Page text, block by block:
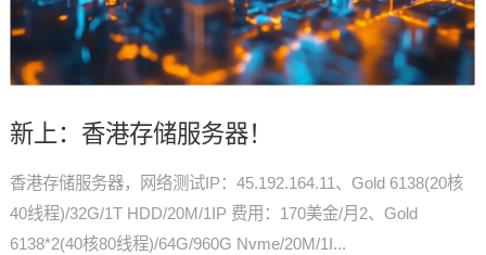
新上：香港存储服务器！
香港存储服务器，网络测试IP：45.192.164.11、Gold 6138(20核
40线程)/32G/1T HDD/20M/1IP 费用：170美金/月2、Gold
6138*2(40核80线程)/64G/960G Nvme/20M/1I...